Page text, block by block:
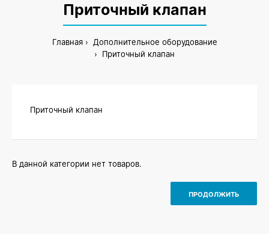
Приточный клапан
Главная
Дополнительное оборудование
Приточный клапан
Приточный клапан
В данной категории нет товаров.
ПРОДОЛЖИТЬ